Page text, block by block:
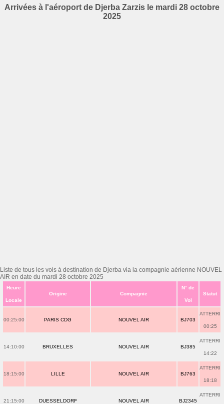
Arrivées à l'aéroport de Djerba Zarzis le mardi 28 octobre
2025
Liste de tous les vols à destination de Djerba via la compagnie aérienne NOUVEL
AIR en date du mardi 28 octobre 2025
Heure
Locale
Origine Compagnie
N° de
Vol
Statut
00:25:00 PARIS CDG NOUVEL AIR BJ703
ATTERRI
00:25
14:10:00 BRUXELLES NOUVEL AIR BJ385
ATTERRI
14:22
18:15:00 LILLE NOUVEL AIR BJ763
ATTERRI
18:18
21:15:00 DUESSELDORF NOUVEL AIR BJ2345
ATTERRI